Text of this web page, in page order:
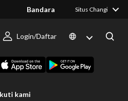
Bandara Situs Changi
Login/Daftar
kami